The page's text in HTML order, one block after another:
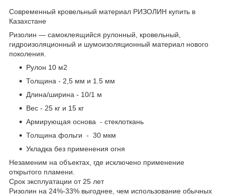
Современный кровельный материал РИЗОЛИН купить в
Казахстане
Ризолин — самоклеящийся рулонный, кровельный,
гидроизоляционный и шумоизоляционный материал нового
поколения.
Рулон 10 м2
Толщина - 2,5 мм и 1.5 мм
Длина/ширина - 10/1 м
Вес - 25 кг и 15 кг
Армирующая основа - стеклоткань
Толщина фольги - 30 мкм
Укладка без применения огня
Незаменим на объектах, где исключено применение
открытого пламени.
Срок эксплуатации от 25 лет
Ризолин на 24%-33% выгоднее, чем использование обычных